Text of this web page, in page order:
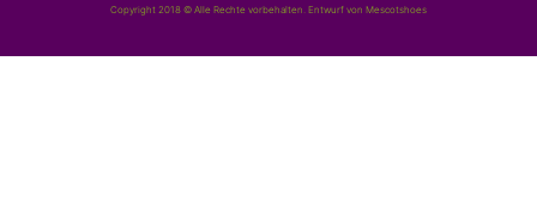
Copyright 2018 © Alle Rechte vorbehalten. Entwurf von Mescotshoes